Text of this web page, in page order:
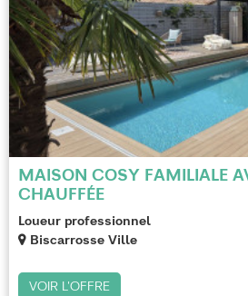
MAISON COSY FAMILIALE
CHAUFFÉE
Loueur professionnel
Biscarrosse Ville
VOIR L'OFFRE